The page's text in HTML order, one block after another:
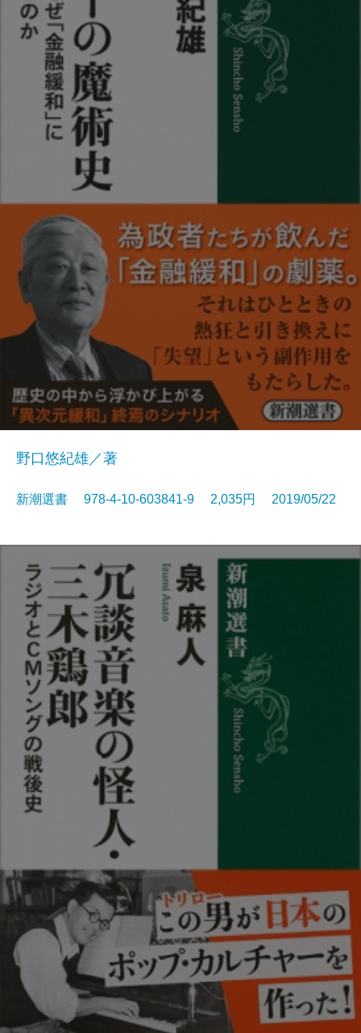
野口悠紀雄／著
新潮選書 978-4-10-603841-9 2,035円 2019/05/22